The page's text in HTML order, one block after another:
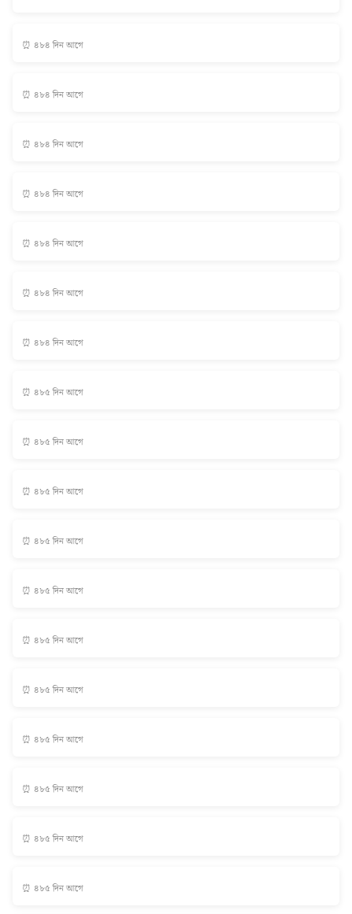
⏰ ৪৮৪ দিন আগে
⏰ ৪৮৪ দিন আগে
⏰ ৪৮৪ দিন আগে
⏰ ৪৮৪ দিন আগে
⏰ ৪৮৪ দিন আগে
⏰ ৪৮৪ দিন আগে
⏰ ৪৮৪ দিন আগে
⏰ ৪৮৫ দিন আগে
⏰ ৪৮৫ দিন আগে
⏰ ৪৮৫ দিন আগে
⏰ ৪৮৫ দিন আগে
⏰ ৪৮৫ দিন আগে
⏰ ৪৮৫ দিন আগে
⏰ ৪৮৫ দিন আগে
⏰ ৪৮৫ দিন আগে
⏰ ৪৮৫ দিন আগে
⏰ ৪৮৫ দিন আগে
⏰ ৪৮৫ দিন আগে